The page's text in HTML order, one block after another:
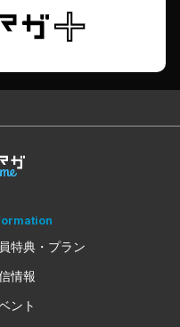
特典・プラン
情報
ント